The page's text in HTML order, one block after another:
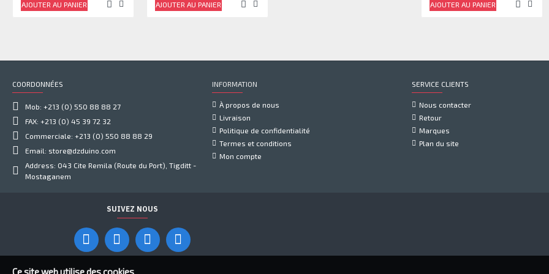
AJOUTER AU PANIER AJOUTER AU PANIER AJOUTER AU PANIER
COORDONNÉES
Mob: +213 (0) 550 88 88 27
FAX: +213 (0) 45 39 72 32
Commerciale: +213 (0) 550 88 88 29
Email: store@dzduino.com
Address: 043 Cite Remila (Route du Port), Tigditt -
Mostaganem
INFORMATION
À propos de nous
Livraison
Politique de confidentialité
Termes et conditions
Mon compte
SERVICE CLIENTS
Nous contacter
Retour
Marques
Plan du site
SUIVEZ NOUS
Ce site web utilise des cookies